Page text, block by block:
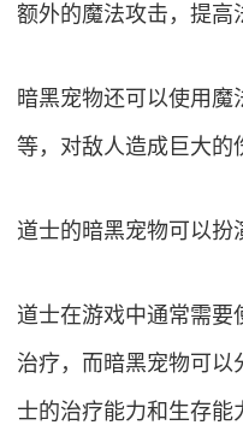
额外的魔法攻击，提高
暗黑宠物还可以使用
等，对敌人造成巨大的
道士的暗黑宠物可以扮
道士在游戏中通常需要
治疗，而暗黑宠物可以
士的治疗能力和生存能